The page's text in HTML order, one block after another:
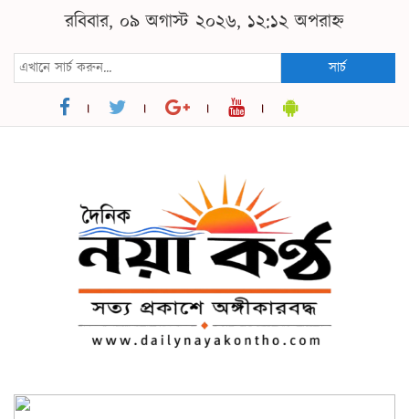
রবিবার, ০৯ অগাস্ট ২০২৬, ১২:১২ অপরাহ্ন
সার্চ